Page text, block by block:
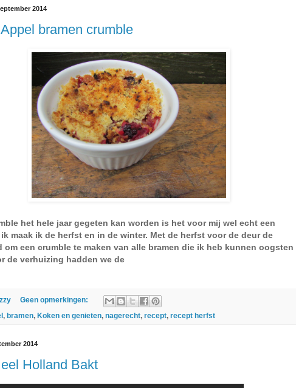
2014
bramen crumble
het hele jaar gegeten kan worden is het voor mij wel echt een
maak ik de herfst en in de winter. Met de herfst voor de deur de
om een crumble te maken van alle bramen die ik heb kunnen oogsten
de verhuizing hadden we de
Geen opmerkingen:
, bramen, Koken en genieten, nagerecht, recept, recept herfst
2014
Holland Bakt